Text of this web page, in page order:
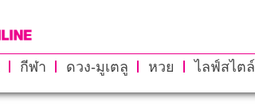
กีฬา ดวง-มูเตลู หวย ไลฟ์สไตล์